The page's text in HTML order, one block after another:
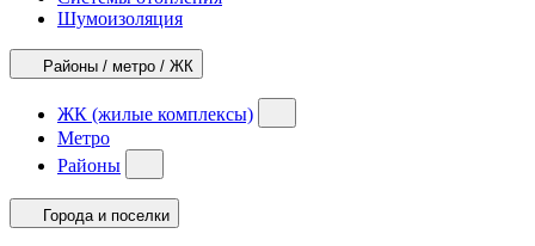
Шумоизоляция
Районы / метро / ЖК
ЖК (жилые комплексы)
Метро
Районы
Города и поселки